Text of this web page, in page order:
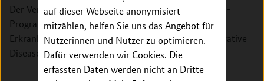
auf dieser Webseite anonymisiert
mitzählen, helfen Sie uns das Angebot für
Nutzerinnen und Nutzer zu optimieren.
Dafür verwenden wir Cookies. Die
erfassten Daten werden nicht an Dritte
Der Verbund ProFFIle ist Teil des transnationalen EU-
Programms zur Erforschung neurodegenerativer
Erkrankungen (EU Joint Programme – Neurodegenerative
Disease Research, JPND).